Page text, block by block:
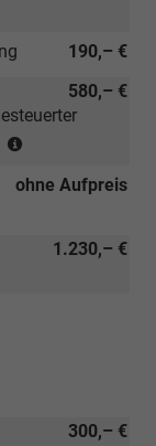
190,– €
580,– €
Verbindung
[PQC]
Kessy
ohne Aufpreis
1.230,– €
300,– €